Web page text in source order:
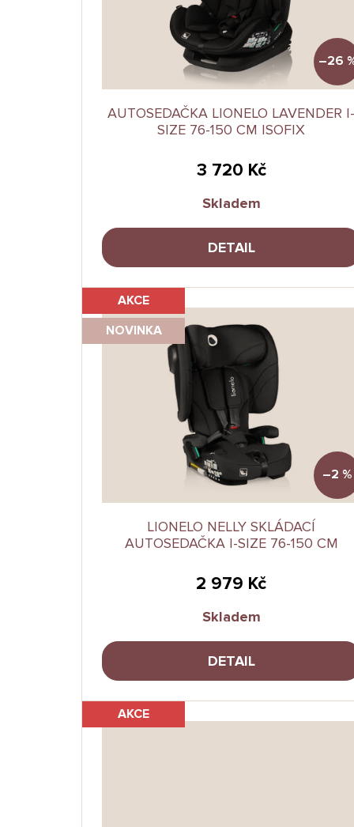
–26
AUTOSEDAČKA LIONELO LAVENDER I-
SIZE 76-150 CM ISOFIX
3 720 Kč
Skladem
DETAIL
AKCE
NOVINKA
–2 %
LIONELO NELLY SKLÁDACÍ
AUTOSEDAČKA I-SIZE 76-150 CM
2 979 Kč
Skladem
DETAIL
AKCE